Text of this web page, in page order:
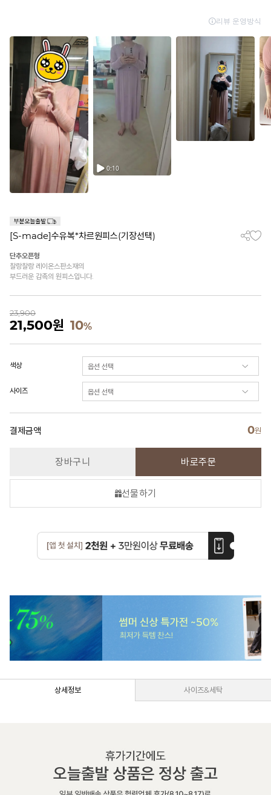
[S-made]수유복*차르원피스(기장선택)
단추오픈형
찰랑찰랑 레이온스판소재의
부드러운 감촉의 원피스입니다.
23,900
21,500원 10%
색상
사이즈
결제금액 0원
장바구니 바로주문
선물하기
상세정보 사이즈&세탁